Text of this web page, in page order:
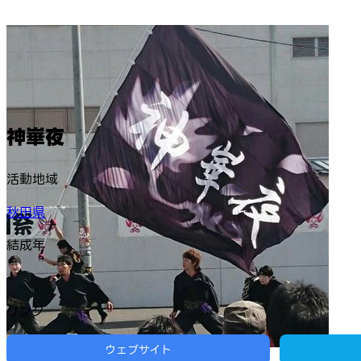
神崋夜
活動地域
秋田県
結成年
-
リンク
ウェブサイト